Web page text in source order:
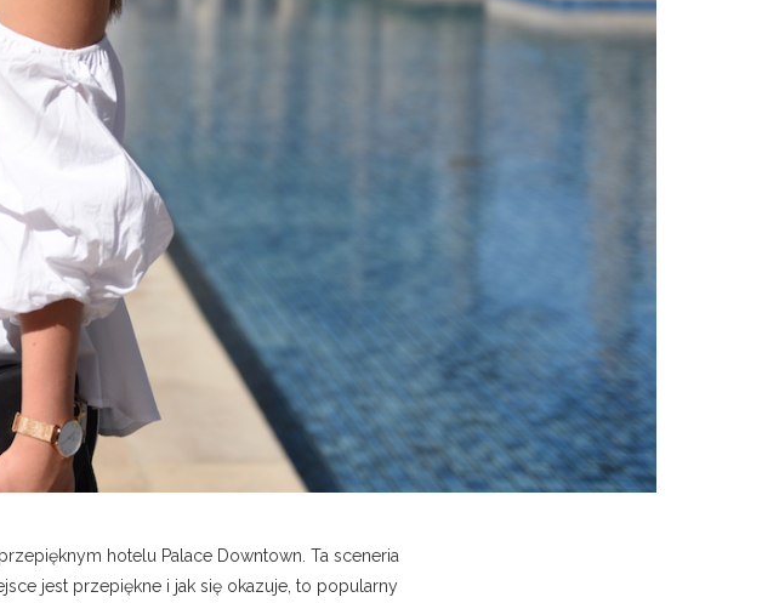
hotelu Palace Downtown. Ta sceneria
jest przepiękne i jak się okazuje, to popularny